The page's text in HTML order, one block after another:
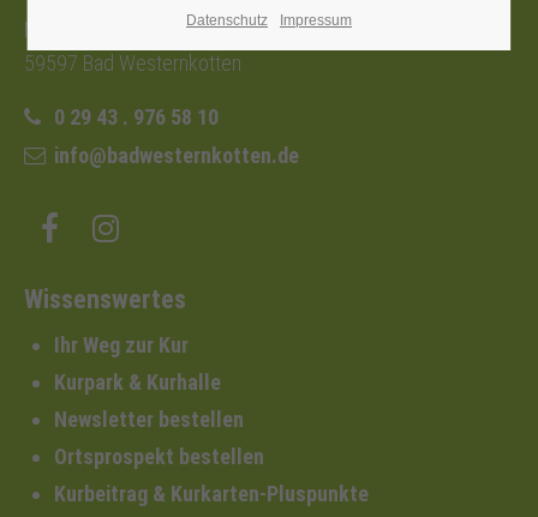
Nordstraße 2b
59597 Bad Westernkotten
0 29 43 . 976 58 10
info@badwesternkotten.de
Wissenswertes
Ihr Weg zur Kur
Kurpark & Kurhalle
Newsletter bestellen
Ortsprospekt bestellen
Kurbeitrag & Kurkarten-Pluspunkte
Datenschutz Impressum